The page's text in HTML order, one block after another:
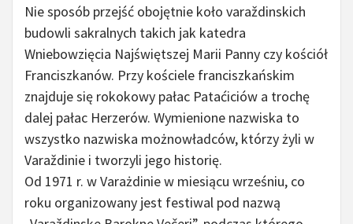
Nie sposób przejść obojętnie koło varaždinskich
budowli sakralnych takich jak katedra
Wniebowzięcia Najświętszej Marii Panny czy kościół
Franciszkanów. Przy kościele franciszkańskim
znajduje się rokokowy pałac Pataćiciów a trochę
dalej pałac Herzerów. Wymienione nazwiska to
wszystko nazwiska możnowładców, którzy żyli w
Varaždinie i tworzyli jego historię.
Od 1971 r. w Varażdinie w miesiącu wrześniu, co
roku organizowany jest festiwal pod nazwą